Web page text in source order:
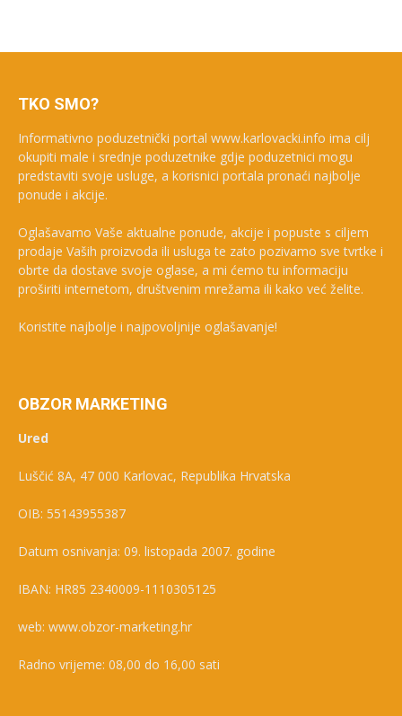
TKO SMO?
Informativno poduzetnički portal www.karlovacki.info ima cilj
okupiti male i srednje poduzetnike gdje poduzetnici mogu
predstaviti svoje usluge, a korisnici portala pronaći najbolje
ponude i akcije.
Oglašavamo Vaše aktualne ponude, akcije i popuste s ciljem
prodaje Vaših proizvoda ili usluga te zato pozivamo sve tvrtke i
obrte da dostave svoje oglase, a mi ćemo tu informaciju
proširiti internetom, društvenim mrežama ili kako već želite.
Koristite najbolje i najpovoljnije oglašavanje!
OBZOR MARKETING
Ured
Luščić 8A, 47 000 Karlovac, Republika Hrvatska
OIB: 55143955387
Datum osnivanja: 09. listopada 2007. godine
IBAN: HR85 2340009-1110305125
web: www.obzor-marketing.hr
Radno vrijeme: 08,00 do 16,00 sati